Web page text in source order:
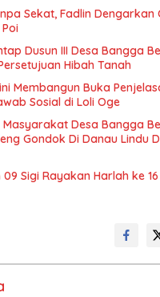
Sekat, Fadlin Dengarkan
Dusun III Desa Bangga
Hibah Tanah
Membangun Buka
Sosial di Loli Oge
Masyarakat Desa Bangga
Gondok Di Danau Lindu
09 Sigi Rayakan Harlah ke 16